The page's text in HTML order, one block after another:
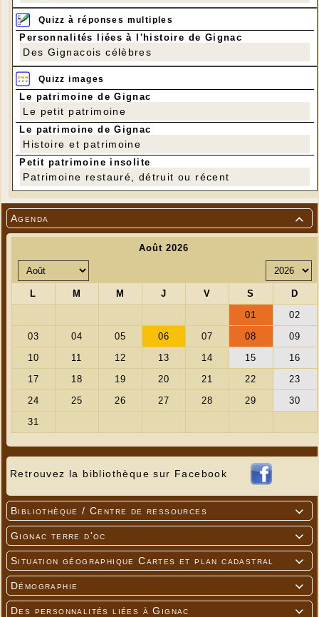

Agenda
Retrouvez la bibliothèque sur Facebook

Bibliothèque / Centre de ressources

Gignac terre d'oc

Situation géographique Cartes et plan cadastral

Démographie

Des personnalités liées à Gignac
Quizz à réponses multiples
Personnalités liées à l'histoire de Gignac
Des Gignacois célèbres
Quizz images
Le patrimoine de Gignac
Le petit patrimoine
Le patrimoine de Gignac
Histoire et patrimoine
Petit patrimoine insolite
Patrimoine restauré, détruit ou récent